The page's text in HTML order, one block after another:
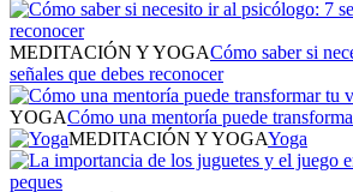
MEDITACIÓN Y YOGACómo saber si
señales que debes reconocer
YOGACómo una mentoría puede
MEDITACIÓN Y YOGAYoga